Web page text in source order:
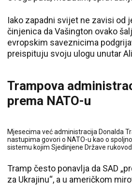
Iako zapadni svijet ne zavisi od
činjenica da Vašington ovako
evropskim saveznicima
preispituju svoju ulogu unutar
Trampova
prema NATO-u
Mjesecima već administracija Donalda
nastupima govori o NATO-u kao o
sistemu kojim Sjedinjene Države
Tramp često ponavlja da SAD
za Ukrajinu“, a u američkom